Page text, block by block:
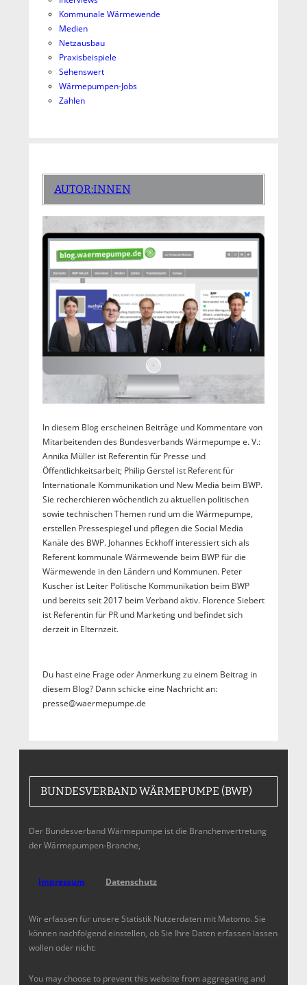
Kommunale Wärmewende
Medien
Netzausbau
Praxisbeispiele
Sehenswert
Wärmepumpen-Jobs
Zahlen
AUTOR:INNEN
In diesem Blog erscheinen Beiträge und Kommentare von
Mitarbeitenden des Bundesverbands Wärmepumpe e. V.:
Annika Müller ist Referentin für Presse und
Öffentlichkeitsarbeit; Philip Gerstel ist Referent für
Internationale Kommunikation und New Media beim BWP.
Sie recherchieren wöchentlich zu aktuellen politischen
sowie technischen Themen rund um die Wärmepumpe,
erstellen Pressespiegel und pflegen die Social Media
Kanäle des BWP. Johannes Eckhoff interessiert sich als
Referent kommunale Wärmewende beim BWP für die
Wärmewende in den Ländern und Kommunen. Peter
Kuscher ist Leiter Politische Kommunikation beim BWP
und bereits seit 2017 beim Verband aktiv. Florence Siebert
ist Referentin für PR und Marketing und befindet sich
derzeit in Elternzeit.
Du hast eine Frage oder Anmerkung zu einem Beitrag in
diesem Blog? Dann schicke eine Nachricht an:
presse@waermepumpe.de
BUNDESVERBAND WÄRMEPUMPE (BWP)
Der Bundesverband Wärmepumpe ist die Branchenvertretung
der Wärmepumpen-Branche,
Impressum Datenschutz
Wir erfassen für unsere Statistik Nutzerdaten mit Matomo. Sie
können nachfolgend einstellen, ob Sie Ihre Daten erfassen lassen
wollen oder nicht:
You may choose to prevent this website from aggregating and